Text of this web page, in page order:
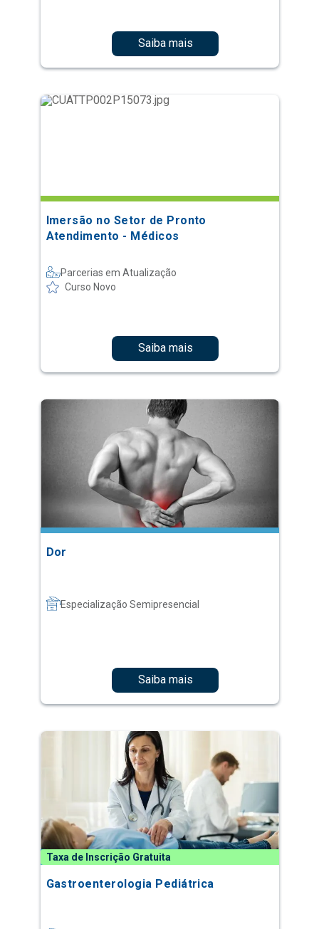
Saiba mais
Imersão no Setor de Pronto
Atendimento - Médicos
Parcerias em Atualização
Curso Novo
Saiba mais
Dor
Especialização Semipresencial
Saiba mais
Taxa de Inscrição Gratuita
Gastroenterologia Pediátrica